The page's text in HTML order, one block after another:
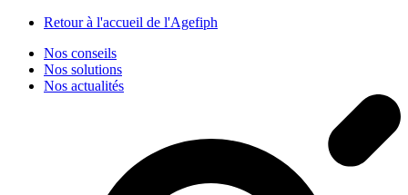
Retour à l'accueil de l'Agefiph
Nos conseils
Nos solutions
Nos actualités